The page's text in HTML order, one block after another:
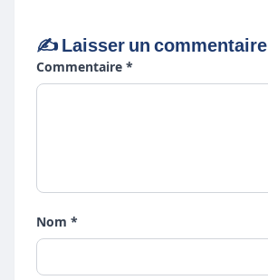
✍️ Laisser un commentaire
Commentaire *
Nom *